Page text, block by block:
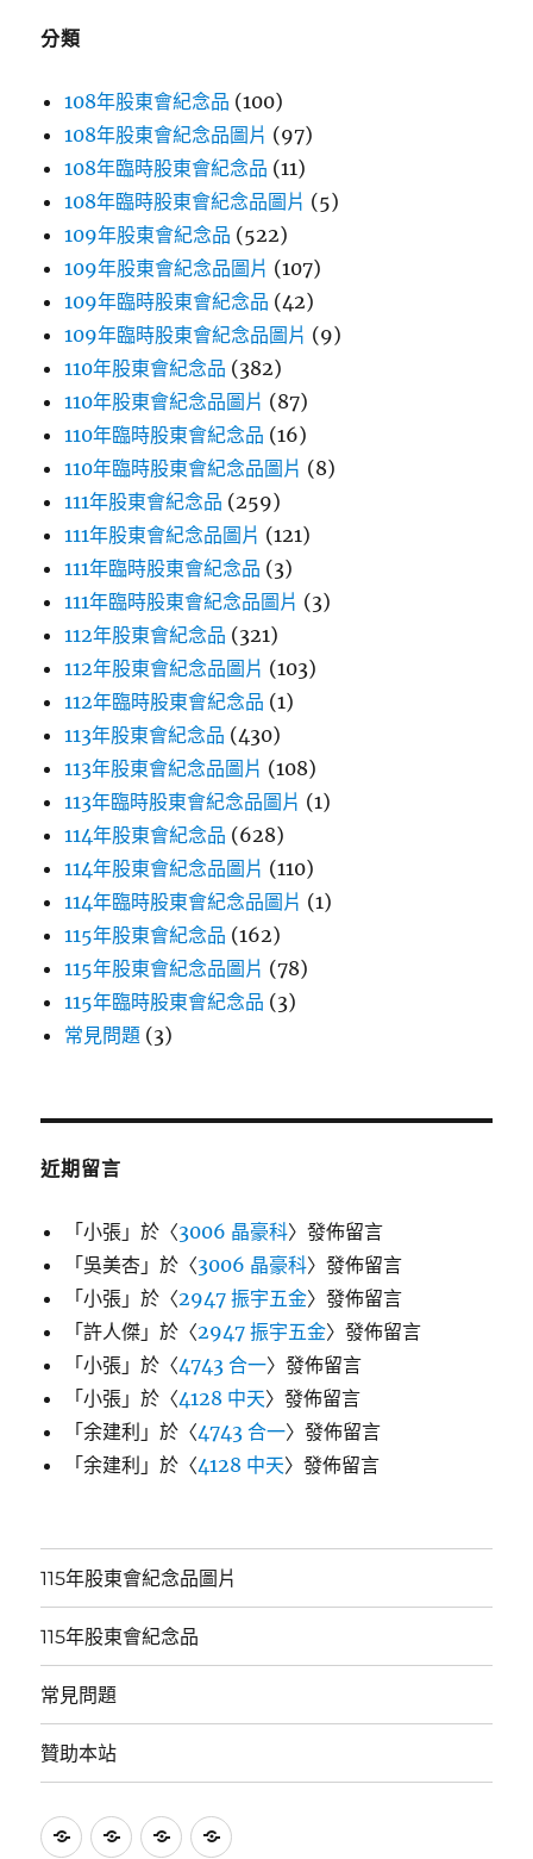
分類
108年股東會紀念品 (100)
108年股東會紀念品圖片 (97)
108年臨時股東會紀念品 (11)
108年臨時股東會紀念品圖片 (5)
109年股東會紀念品 (522)
109年股東會紀念品圖片 (107)
109年臨時股東會紀念品 (42)
109年臨時股東會紀念品圖片 (9)
110年股東會紀念品 (382)
110年股東會紀念品圖片 (87)
110年臨時股東會紀念品 (16)
110年臨時股東會紀念品圖片 (8)
111年股東會紀念品 (259)
111年股東會紀念品圖片 (121)
111年臨時股東會紀念品 (3)
111年臨時股東會紀念品圖片 (3)
112年股東會紀念品 (321)
112年股東會紀念品圖片 (103)
112年臨時股東會紀念品 (1)
113年股東會紀念品 (430)
113年股東會紀念品圖片 (108)
113年臨時股東會紀念品圖片 (1)
114年股東會紀念品 (628)
114年股東會紀念品圖片 (110)
114年臨時股東會紀念品圖片 (1)
115年股東會紀念品 (162)
115年股東會紀念品圖片 (78)
115年臨時股東會紀念品 (3)
常見問題 (3)
近期留言
「小張 」於〈3006 晶豪科〉發佈留言
「吳美杏 」於〈3006 晶豪科〉發佈留言
「小張 」於〈2947 振宇五金〉發佈留言
「許人傑 」於〈2947 振宇五金〉發佈留言
「小張 」於〈4743 合一〉發佈留言
「小張 」於〈4128 中天〉發佈留言
「余建利 」於〈4743 合一〉發佈留言
「余建利 」於〈4128 中天〉發佈留言
115年股東會紀念品圖片
115年股東會紀念品
常見問題
贊助本站
115
115
常
贊